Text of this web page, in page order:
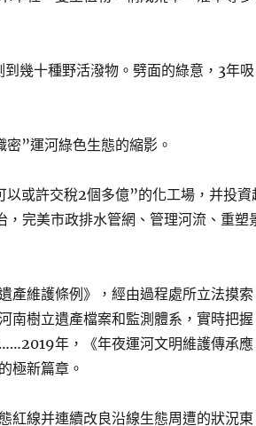
幾十種野活潑物。劈面的綠意，3年吸
”運河綠色生態的縮影。
或許交稅2個多億”的化工場，并投資
完美市政排水管網、管理河流、重塑
產維護條例》，經由過程處所立法摸索
南樹立遺產檔案和監測體系，實時把握
年，《年夜運河文明維護傳承應
極新篇章。
紅線并連續改良沿線生態周遭的狀況東